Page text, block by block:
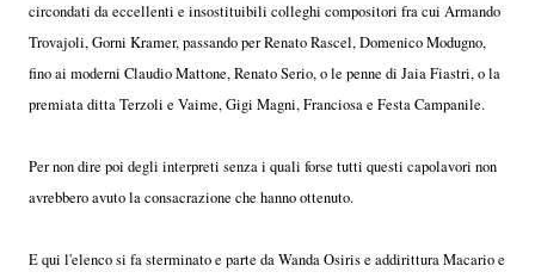
circondati da eccellenti e insostituibili colleghi compositori fra cui Armando
Trovajoli, Gorni Kramer, passando per Renato Rascel, Domenico Modugno,
fino ai moderni Claudio Mattone, Renato Serio, o le penne di Jaia Fiastri, o la
premiata ditta Terzoli e Vaime, Gigi Magni, Franciosa e Festa Campanile.
Per non dire poi degli interpreti senza i quali forse tutti questi capolavori non
avrebbero avuto la consacrazione che hanno ottenuto.
E qui l'elenco si fa sterminato e parte da Wanda Osiris e addirittura Macario e